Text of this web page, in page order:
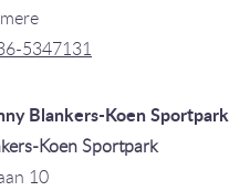
5347131
Blankers-Koen
Koen Sportpark
10